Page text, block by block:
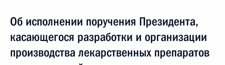
Об исполнении поручения Президента,
касающегося разработки и организации
производства лекарственных препаратов